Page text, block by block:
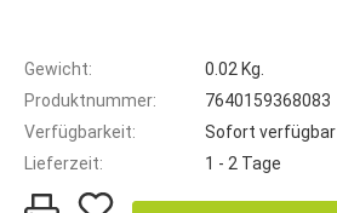
Gewicht:
0.02 Kg.
Produktnummer:
7640159368083
Verfügbarkeit:
Sofort verfügbar
Lieferzeit:
1 - 2 Tage